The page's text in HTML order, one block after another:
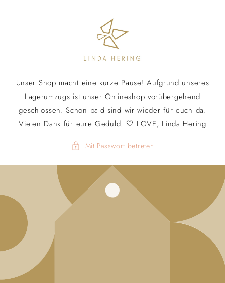
Unser Shop macht eine kurze Pause! Aufgrund unseres
Lagerumzugs ist unser Onlineshop vorübergehend
geschlossen. Schon bald sind wir wieder für euch da.
Vielen Dank für eure Geduld. 🤍 LOVE, Linda Hering
Mit Passwort betreten